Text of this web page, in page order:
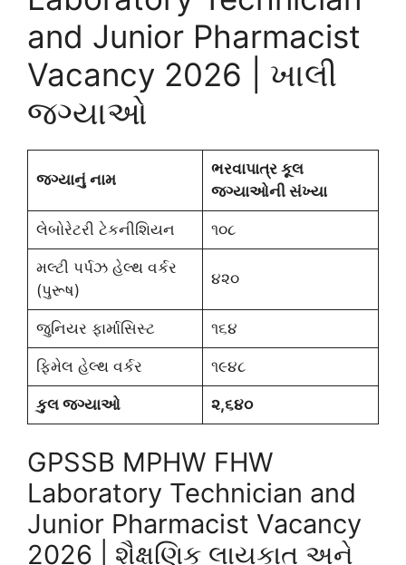
and Junior Pharmacist
Vacancy 2026 | ખાલી
જગ્યાઓ
જગ્યાનું નામ
ભરવાપાત્ર કૂલ
જગ્યાઓની સંખ્યા
લેબોરેટરી ટેકનીશિયન ૧૦૮
મલ્ટી પર્પઝ હેલ્થ વર્કર
(પુરૂષ)
૪૨૦
જુનિયર ફાર્માસિસ્ટ ૧૬૪
ફિમેલ હેલ્થ વર્કર ૧૯૪૮
કુલ જગ્યાઓ ૨,૬૪૦
GPSSB MPHW FHW
Laboratory Technician and
Junior Pharmacist Vacancy
2026 | શૈક્ષણિક લાયકાત અને